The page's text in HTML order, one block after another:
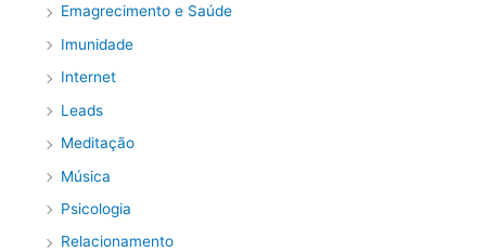
Emagrecimento e Saúde
Imunidade
Internet
Leads
Meditação
Música
Psicologia
Relacionamento